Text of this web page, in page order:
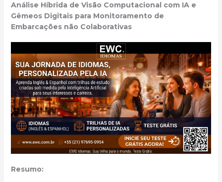
Análise Híbrida de Visão Computacional com IA e
Gêmeos Digitais para Monitoramento de
Embarcações não Colaborativas
Resumo: